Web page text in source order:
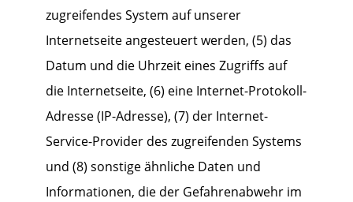
zugreifendes System auf unserer
Internetseite angesteuert werden, (5) das
Datum und die Uhrzeit eines Zugriffs auf
die Internetseite, (6) eine Internet-Protokoll-
Adresse (IP-Adresse), (7) der Internet-
Service-Provider des zugreifenden Systems
und (8) sonstige ähnliche Daten und
Informationen, die der Gefahrenabwehr im